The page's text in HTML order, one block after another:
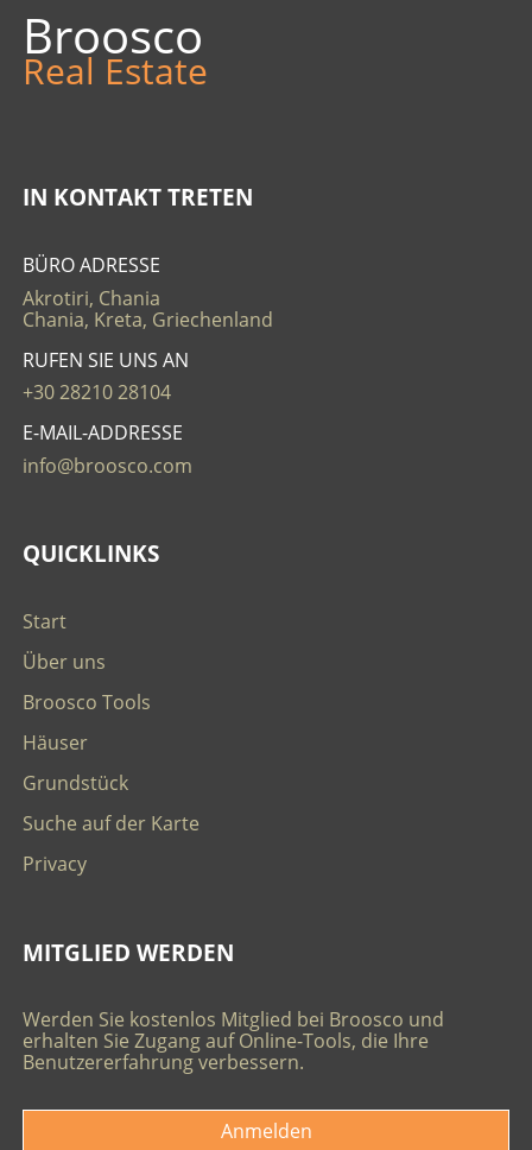
Broosco
Real Estate
IN KONTAKT TRETEN
BÜRO ADRESSE
Akrotiri, Chania
Chania, Kreta, Griechenland
RUFEN SIE UNS AN
+30 28210 28104
E-MAIL-ADDRESSE
info@broosco.com
QUICKLINKS
Start
Über uns
Broosco Tools
Häuser
Grundstück
Suche auf der Karte
Privacy
MITGLIED WERDEN
Werden Sie kostenlos Mitglied bei Broosco und
erhalten Sie Zugang auf Online-Tools, die Ihre
Benutzererfahrung verbessern.
Anmelden